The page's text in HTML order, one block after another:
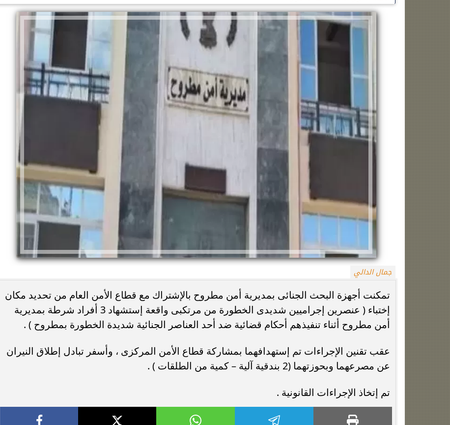
جمال الدالي
تمكنت أجهزة البحث الجنائى بمديرية أمن مطروح بالإشتراك مع قطاع الأمن العام من تحديد مكان
إختباء ( عنصرين إجراميين شديدى الخطورة من مرتكبى واقعة إستشهاد 3 أفراد شرطة بمديرية
أمن مطروح أثناء تنفيذهم أحكام قضائية ضد أحد العناصر الجنائية شديدة الخطورة بمطروح ) .
عقب تقنين الإجراءات تم إستهدافهما بمشاركة قطاع الأمن المركزى ، وأسفر تبادل إطلاق النيران
عن مصرعهما وبحوزتهما (2 بندقية آلية – كمية من الطلقات ) .
تم إتخاذ الإجراءات القانونية .
الزمالك يعلن رسميًا جهاز معتمد جمال قبل
انطلاق موسم 2026-2027
فيلم مطلوب عائليًا.. كريم عبد العزيز
وفاة خورخي ميسي والد نجم الأرجنتين بعد